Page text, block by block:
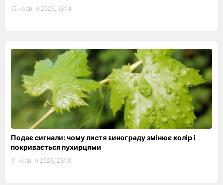
12 червня 2026, 13:14
Подає сигнали: чому листя винограду змінює колір і
покривається пухирцями
11 червня 2026, 23:18